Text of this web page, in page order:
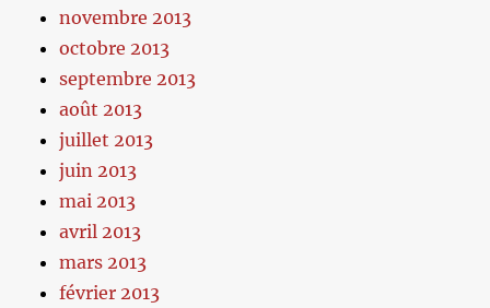
novembre 2013
octobre 2013
septembre 2013
août 2013
juillet 2013
juin 2013
mai 2013
avril 2013
mars 2013
février 2013